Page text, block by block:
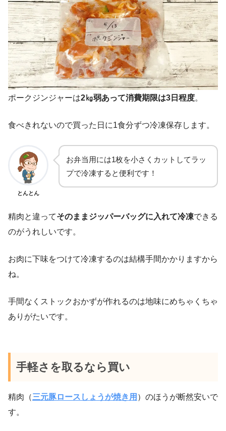
ポークジンジャーは2㎏弱あって消費期限は3日程度。
食べきれないので買った日に1食分ずつ冷凍保存します。
とんとん
お弁当用には1枚を小さくカットしてラッ
プで冷凍すると便利です！
精肉と違ってそのままジッパーバッグに入れて冷凍できる
のがうれしいです。
お肉に下味をつけて冷凍するのは結構手間かかりますから
ね。
手間なくストックおかずが作れるのは地味にめちゃくちゃ
ありがたいです。
手軽さを取るなら買い
精肉（三元豚ロースしょうが焼き用 ）のほうが断然安いで
す。